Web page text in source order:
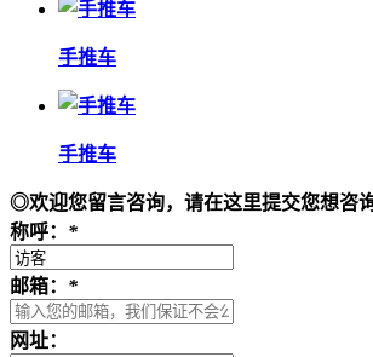
手推车
手推车
◎欢迎您留言咨询，请在这里提交您想咨询
称呼： *
邮箱： *
网址：